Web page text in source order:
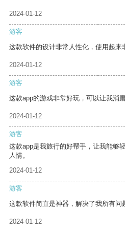
2024-01-12
游客
这款软件的设计非常人性化，使用起来
2024-01-12
游客
这款app的游戏非常好玩，可以让我消磨
2024-01-12
游客
这款app是我旅行的好帮手，让我能够
人情。
2024-01-12
游客
这款软件简直是神器，解决了我所有问
2024-01-12